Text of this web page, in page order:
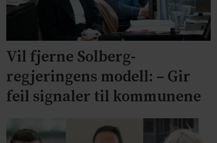
Vil fjerne Solberg-
regjeringens modell: – Gir
feil signaler til kommunene